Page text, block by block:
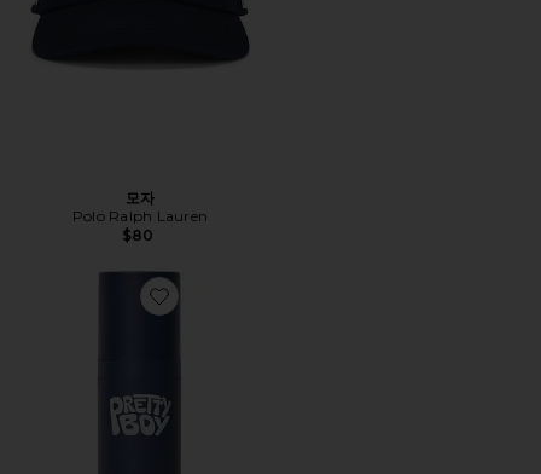
모자
Polo Ralph Lauren
$80
Favorite 스킨케어